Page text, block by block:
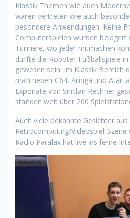
Klassik Themen wie auch
waren vertreten wie auch
besondere Anwendungen. Keine
Computerspielen wurden
Turniere, wo jeder mitmachen
dürfte die Roboter Fußballspiele
gewesen sein. Im Klassik Bereich
man neben C64, Amiga und Atari
Exponate von Sinclair Rechner
standen weit über 200
Auch viele bekannte Gesichter aus
Retrocomputing/Videospiel-
Radio Paralax hat live ins ferne